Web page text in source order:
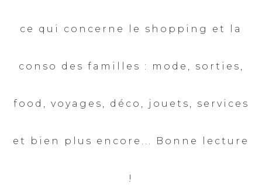
ce qui concerne le shopping et la
conso des familles : mode, sorties,
food, voyages, déco, jouets, services
et bien plus encore... Bonne lecture
!